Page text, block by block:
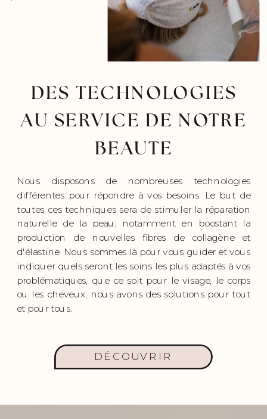
Nous disposons de nombreuses technologies
différentes pour répondre à vos besoins. Le but de
toutes ces techniques sera de stimuler la réparation
naturelle de la peau, notamment en boostant la
production de nouvelles fibres de collagène et
d'élastine. Nous sommes là pour vous guider et vous
indiquer quels seront les soins les plus adaptés à vos
problématiques, que ce soit pour le visage, le corps
ou les cheveux, nous avons des solutions pour tout
et pour tous.
DES TECHNOLOGIES
AU SERVICE DE NOTRE
BEAUTE
DÉCOUVRIR